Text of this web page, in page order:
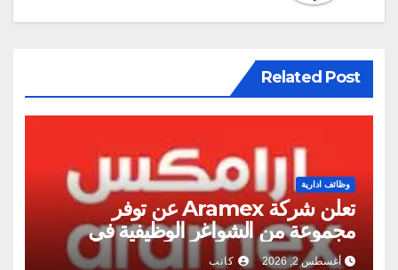
Related Post
وظائف ادارية
تعلن شركة Aramex عن توفر
مجموعة من الشواغر الوظيفية في
عمان
أغسطس 2, 2026 كاتب